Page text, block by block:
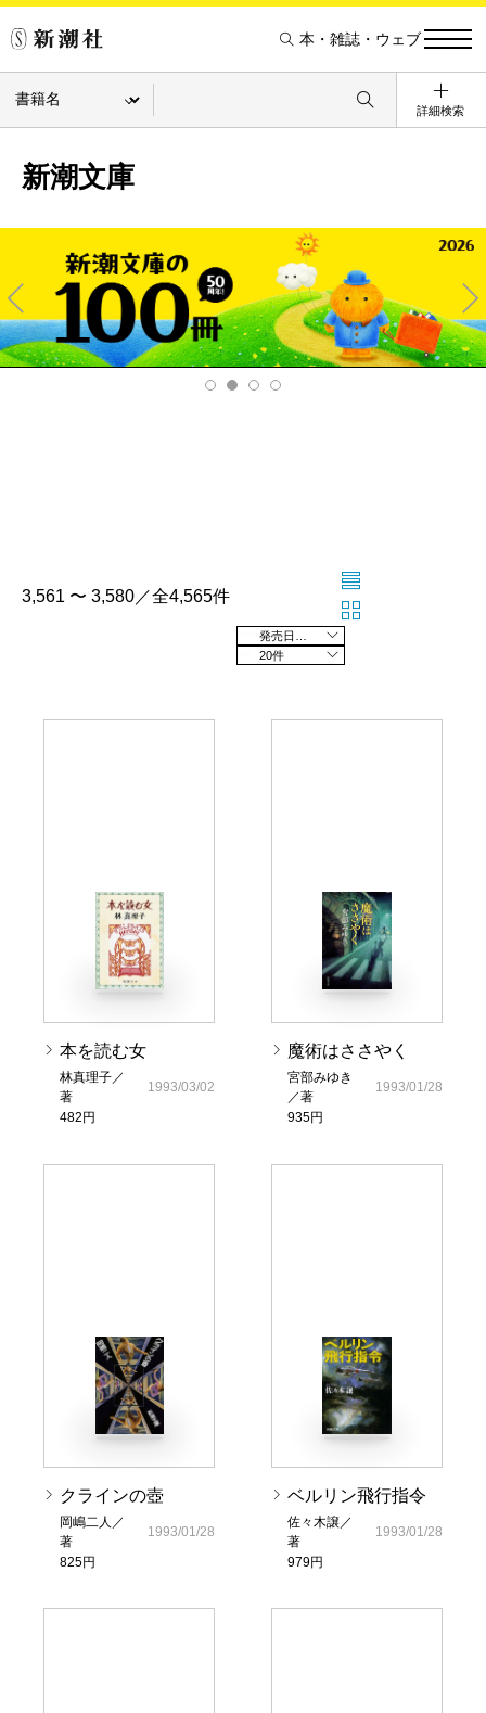
本・雑誌・ウェブ
詳細検索
新潮文庫
Pre
v
Ne
xt
3,561 〜 3,580／全4,565件
20件
本を読む女
林真理子／
著
482円
1993/03/02
魔術はささやく
宮部みゆき
／著
935円
1993/01/28
クラインの壺
岡嶋二人／
著
825円
1993/01/28
ベルリン飛行指令
佐々木譲／
著
979円
1993/01/28